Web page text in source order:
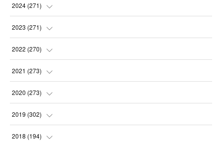
(14
(21
(21
2024 (271)
(21
(22
(23
(22
2023 (271)
(22
(23
(23
(21
2022 (270)
(23
(23
(22
(23
2021 (273)
(24
(23
(22
2020 (273)
(24
(22
2019 (302)
(23
2018 (194)